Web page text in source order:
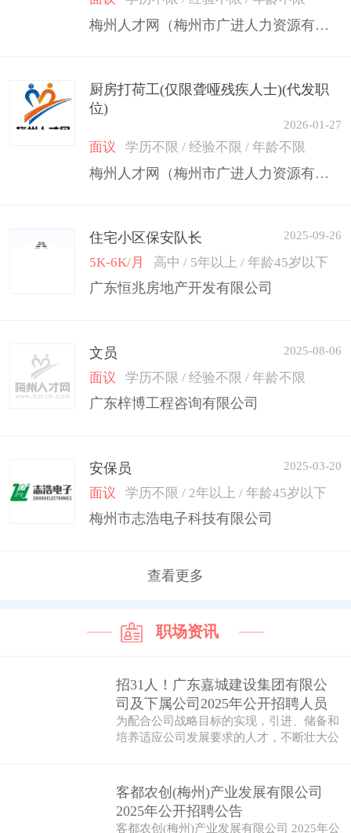
梅州人才网（梅州市广进人力资源有限公司）
厨房打荷工(仅限聋哑残疾人士)(代发职
位)
2026-01-27
面议 学历不限 / 经验不限 / 年龄不限
梅州人才网（梅州市广进人力资源有限公司）
住宅小区保安队长 2025-09-26
5K-6K/月 高中 / 5年以上 / 年龄45岁以下
广东恒兆房地产开发有限公司
文员 2025-08-06
面议 学历不限 / 经验不限 / 年龄不限
广东梓博工程咨询有限公司
安保员 2025-03-20
面议 学历不限 / 2年以上 / 年龄45岁以下
梅州市志浩电子科技有限公司
查看更多
职场资讯
招31人！广东嘉城建设集团有限公
司及下属公司2025年公开招聘人员
公告
为配合公司战略目标的实现，引进、储备和
培养适应公司发展要求的人才，不断壮大公
客都农创(梅州)产业发展有限公司
2025年公开招聘公告
客都农创(梅州)产业发展有限公司 2025年公